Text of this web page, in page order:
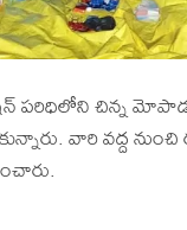
పరిధిలోని చిన్న
వారి వద్ద